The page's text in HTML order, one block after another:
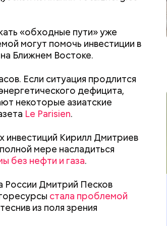
«обходные пути» уже
могут помочь инвестиции в
Ближнем Востоке.
Если ситуация продлится
дефицита,
некоторые азиатские
Le Parisien.
инвестиций Кирилл Дмитриев
мере насладиться
без нефти и газа.
России Дмитрий Песков
стала проблемой
из поля зрения
36 градусов,
и к тому же полезно.
здесь можно только без
взять носки или резиновые
Как предотвратить развитие
диабета